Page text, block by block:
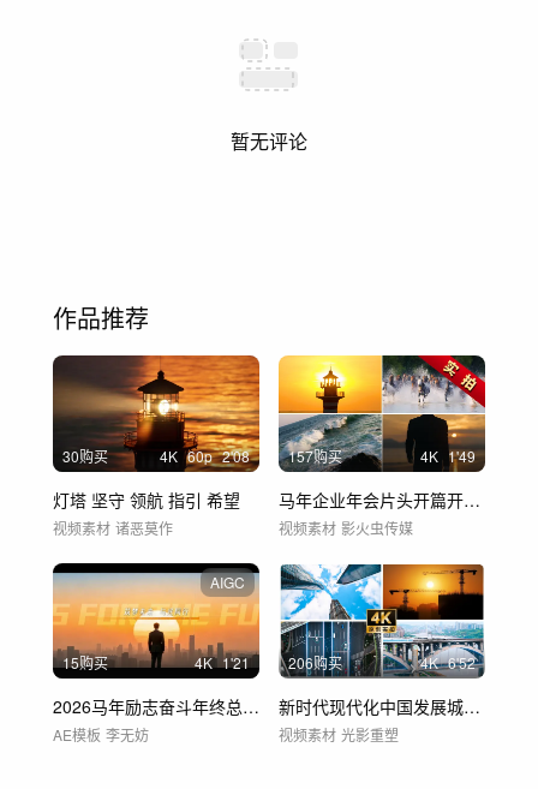
暂无评论
作品推荐
30购买 4K 60p 2'08
灯塔 坚守 领航 指引 希望
视频素材 诸恶莫作
157购买 4K 1'49
马年企业年会片头开篇开场职场奋斗前行励志
视频素材 影火虫传媒
AIGC
15购买 4K 1'21
2026马年励志奋斗年终总结片头
AE模板 李无妨
206购买 4K 6'52
新时代现代化中国发展城市建设国家经济发展
视频素材 光影重塑